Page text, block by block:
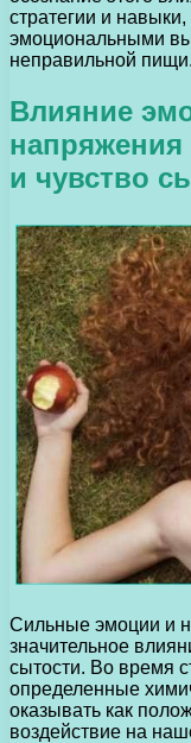
стратегии и
эмоциональными
неправильной пищи.
Влияние
и чувство
Сильные эмоции и
значительное
сытости. Во время
определенные
оказывать как
воздействие на